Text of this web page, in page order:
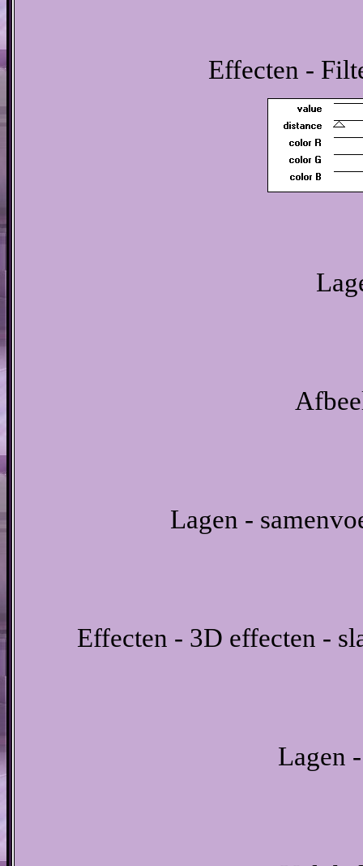
Effecten -
Lagen -
Effecten - 3D effecten -
Lagen